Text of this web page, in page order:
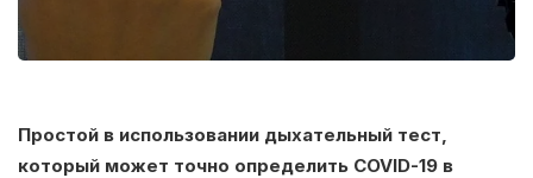
Простой в использовании дыхательный тест,
который может точно определить COVID-19 в